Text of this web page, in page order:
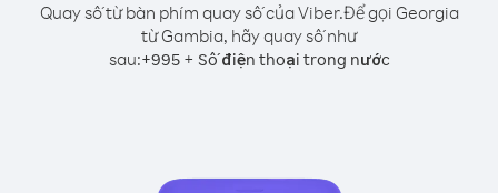
Quay số từ bàn phím quay số của Viber.Để gọi Georgia
từ Gambia, hãy quay số như
sau:+995+ Số điện thoại trong nước